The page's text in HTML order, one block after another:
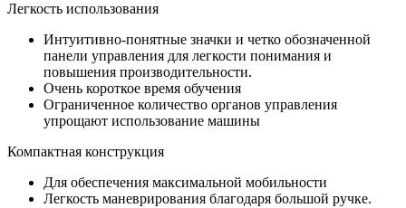
Легкость использования
Интуитивно-понятные значки и четко обозначенной
панели управления для легкости понимания и
повышения производительности.
Очень короткое время обучения
Ограниченное количество органов управления
упрощают использование машины
Компактная конструкция
Для обеспечения максимальной мобильности
Легкость маневрирования благодаря большой ручке.